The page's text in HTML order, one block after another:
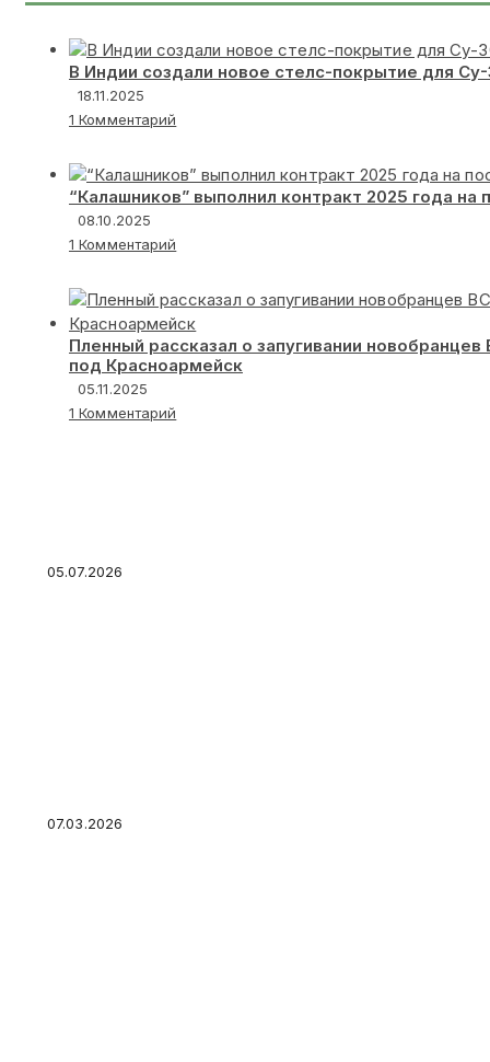
В Индии создали новое стелс-покрытие для
18.11.2025
1 Комментарий
“Калашников” выполнил контракт 2025 года на
08.10.2025
1 Комментарий
Пленный рассказал о запугивании
под Красноармейск
05.11.2025
1 Комментарий
05.07.2026
07.03.2026